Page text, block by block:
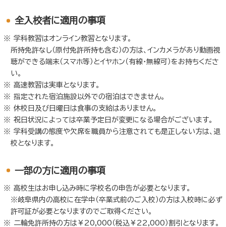
全入校者に適用の事項
学科教習はオンライン教習となります。
所持免許なし（原付免許所持も含む）の方は、インカメラがあり動画視
聴ができる端末（スマホ等）とイヤホン（有線・無線可）をお持ちくださ
い。
高速教習は実車となります。
指定された宿泊施設以外での宿泊はできません。
休校日及び日曜日は食事の支給はありません。
祝日状況によっては卒業予定日が変更になる場合がございます。
学科受講の態度や欠席を職員から注意されても是正しない方は、退
校となります。
⼀部の方に適用の事項
高校生はお申し込み時に学校名の申告が必要となります。
※岐阜県内の高校に在学中（卒業式前のご入校）の方は入校時に必ず
許可証が必要となりますのでご取得ください。
二輪免許所持の方は￥20,000（税込￥22,000）割引となります。